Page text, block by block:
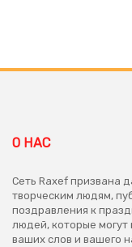
О НАС
Сеть Raxef призвана
творческим людям,
поздравления к
людей, которые могут
ваших слов и вашего